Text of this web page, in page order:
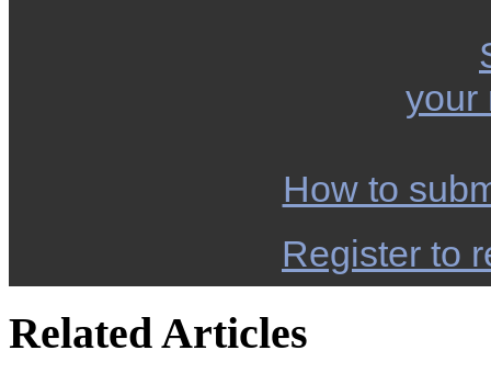
your
How to
Register to
Related Articles